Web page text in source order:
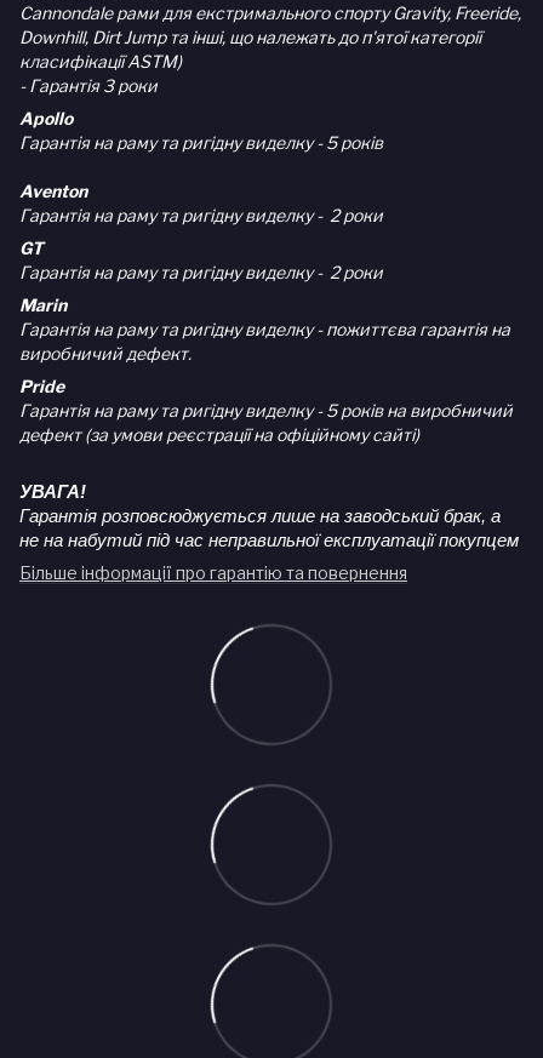
Cannondale рами для екстримального спорту Gravity, Freeride,
Downhill, Dirt Jump та інші, що належать до п'ятої категорії
класифікації ASTM)
- Гарантія 3 роки
Apollo
Гарантія на раму та ригідну виделку - 5 років
Aventon
Гарантія на раму та ригідну виделку - 2 роки
GT
Гарантія на раму та ригідну виделку - 2 роки
Marin
Гарантія на раму та ригідну виделку - пожиттєва гарантія на
виробничий дефект.
Pride
Гарантія на раму та ригідну виделку - 5 років на виробничий
дефект (за умови реєстрації на офіційному сайті)
УВАГА!
Гарантія розповсюджується лише на заводський брак, а
не на набутий під час неправильної експлуатації покупцем
Більше інформації про гарантію та повернення